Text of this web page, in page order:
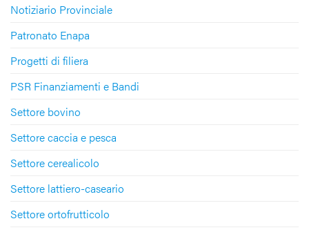
Notiziario Provinciale
Patronato Enapa
Progetti di filiera
PSR Finanziamenti e Bandi
Settore bovino
Settore caccia e pesca
Settore cerealicolo
Settore lattiero-caseario
Settore ortofrutticolo